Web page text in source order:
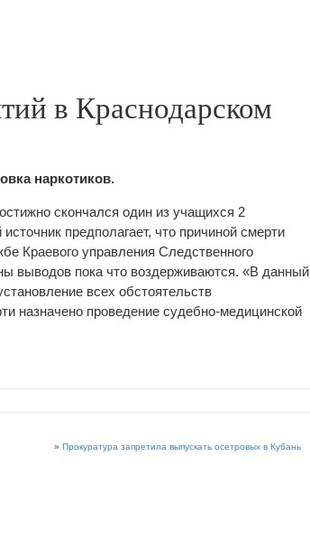
в Краснодарском
наркотиков.
скончался один из учащихся 2
предполагает, что причиной смерти
Краевого управления Следственного
выводов пока что воздерживаются. «В данный
всех обстоятельств
назначено проведение судебно-медицинской
» Прокуратура запретила выпускать осетровых в Кубань